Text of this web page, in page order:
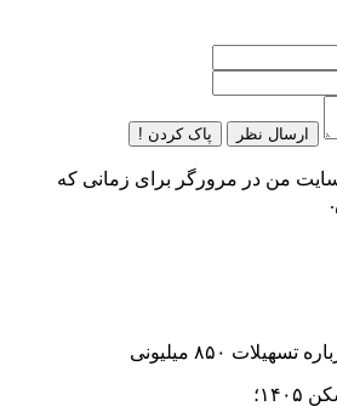
ارسال نظر پاک کردن !
من در مرورگر برای زمانی که